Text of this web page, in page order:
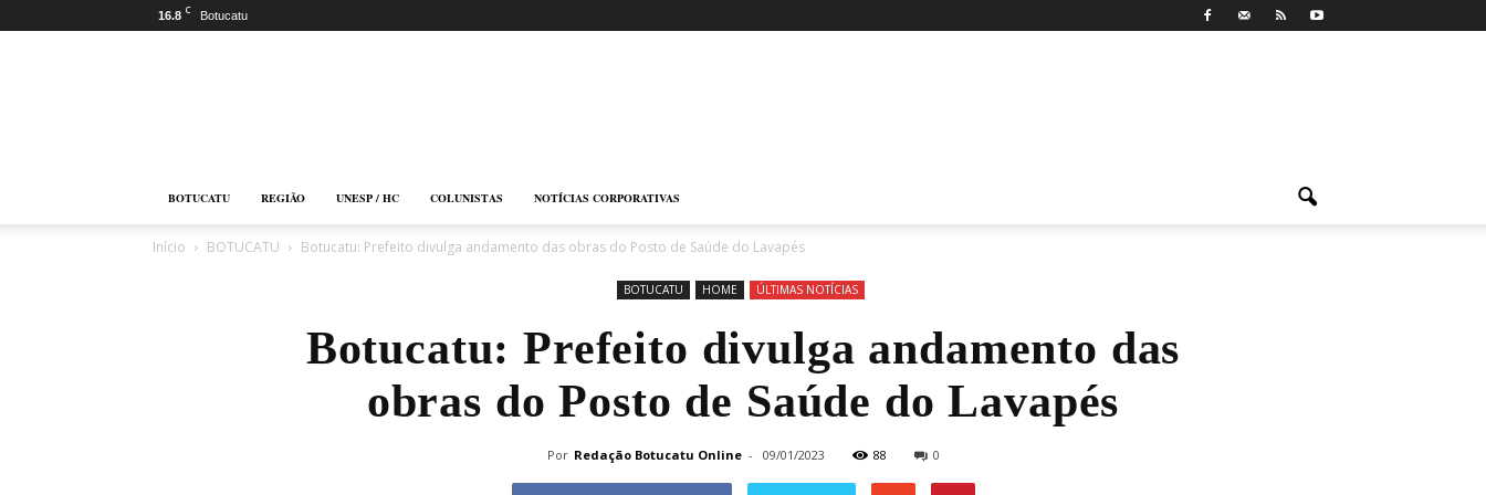
16.8 C Botucatu
BOTUCATU REGIÃO UNESP / HC COLUNISTAS NOTÍCIAS CORPORATIVAS
Início BOTUCATU Botucatu: Prefeito divulga andamento das obras do Posto de Saúde do Lavapés
BOTUCATU HOME ÚLTIMAS NOTÍCIAS
Botucatu: Prefeito divulga andamento das
obras do Posto de Saúde do Lavapés
Por Redação Botucatu Online - 09/01/2023 88 0